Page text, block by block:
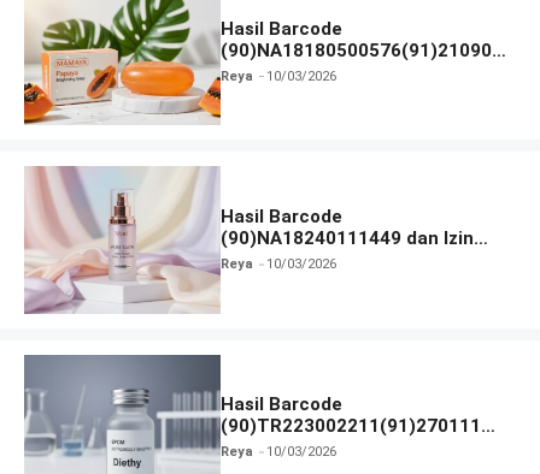
Hasil Barcode
(90)NA18180500576(91)210906
dan Izin BPOM
Reya 10/03/2026
Hasil Barcode
(90)NA18240111449 dan Izin
BPOM
Reya 10/03/2026
Hasil Barcode
(90)TR223002211(91)270111
dan Izin BPOM
Reya 10/03/2026